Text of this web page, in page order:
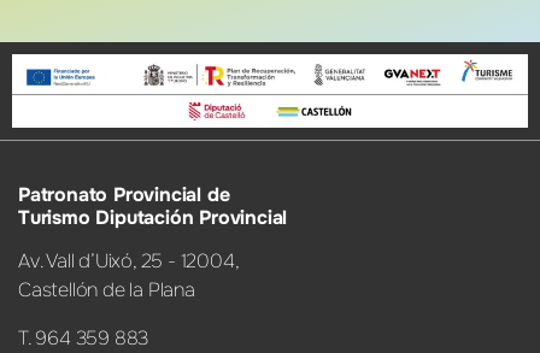
Patronato Provincial de
Turismo Diputación Provincial
Av. Vall d’Uixó, 25 - 12004,
Castellón de la Plana
T. 964 359 883